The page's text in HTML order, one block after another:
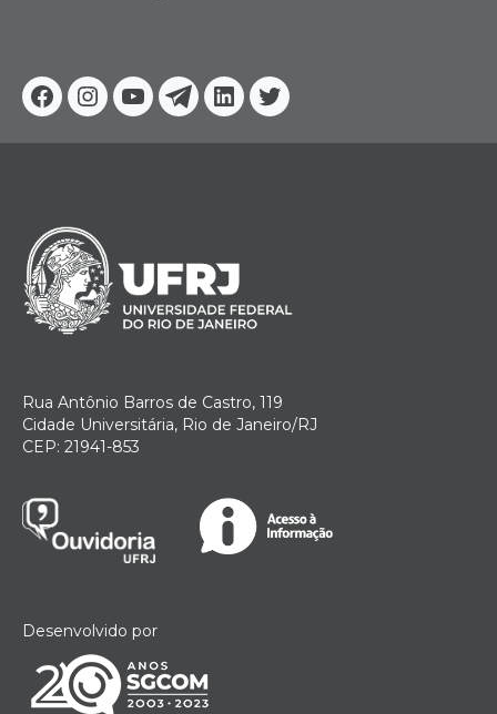
Facebook
Instagram
YoutubeTelegram
Linkedin
Twitter
Rua Antônio Barros de Castro, 119
Cidade Universitária, Rio de Janeiro/RJ
CEP: 21941-853
Desenvolvido por